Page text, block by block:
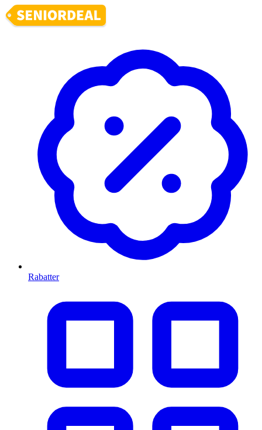
Rabatter